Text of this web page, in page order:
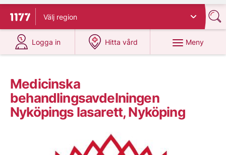
Till startsidan för 1177
Välj region
Logga in
på 1177.se
Hitta vård
på 1177.se
Meny
Medicinska
behandlingsavdelningen
Nyköpings lasarett, Nyköping